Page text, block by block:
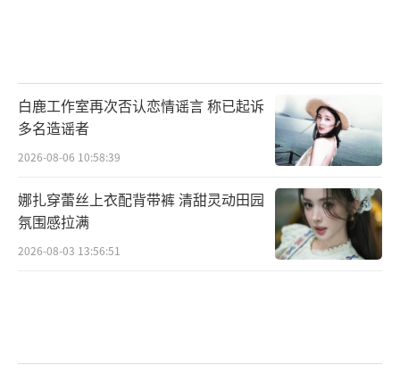
白鹿工作室再次否认恋情谣言 称已起诉
多名造谣者
2026-08-06 10:58:39
娜扎穿蕾丝上衣配背带裤 清甜灵动田园
氛围感拉满
2026-08-03 13:56:51